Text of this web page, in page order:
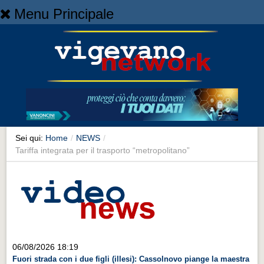
Menu Principale
Cronaca
Cronaca
Artes et Artificia
Sport
Territorio
Sei qui: Home / NEWS /
Tariffa integrata per il trasporto “metropolitano”
06/08/2026 18:19
Fuori strada con i due figli (illesi): Cassolnovo piange la maestra